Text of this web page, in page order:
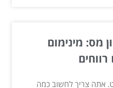
מס: מינימום
אתה צריך לחשוב כמה